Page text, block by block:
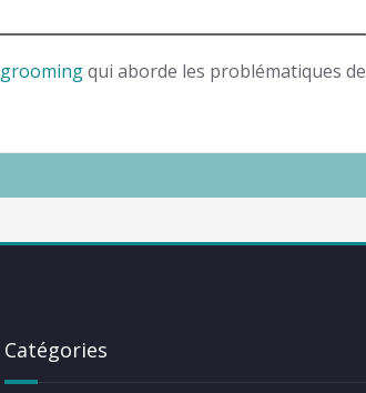
groomingqui aborde les problématiques de
Catégories